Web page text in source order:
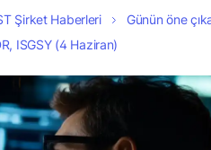
Şirket Haberleri
Günün öne
ISGSY (4 Haziran)